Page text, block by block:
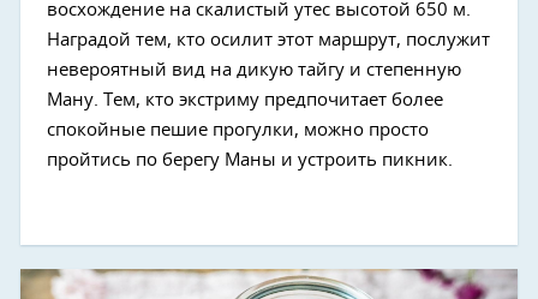
восхождение на скалистый утес высотой 650 м.
Наградой тем, кто осилит этот маршрут, послужит
невероятный вид на дикую тайгу и степенную
Ману. Тем, кто экстриму предпочитает более
спокойные пешие прогулки, можно просто
пройтись по берегу Маны и устроить пикник.